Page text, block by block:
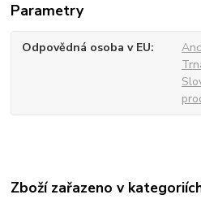
Parametry
Odpovědná osoba v EU
Zboží zařazeno v